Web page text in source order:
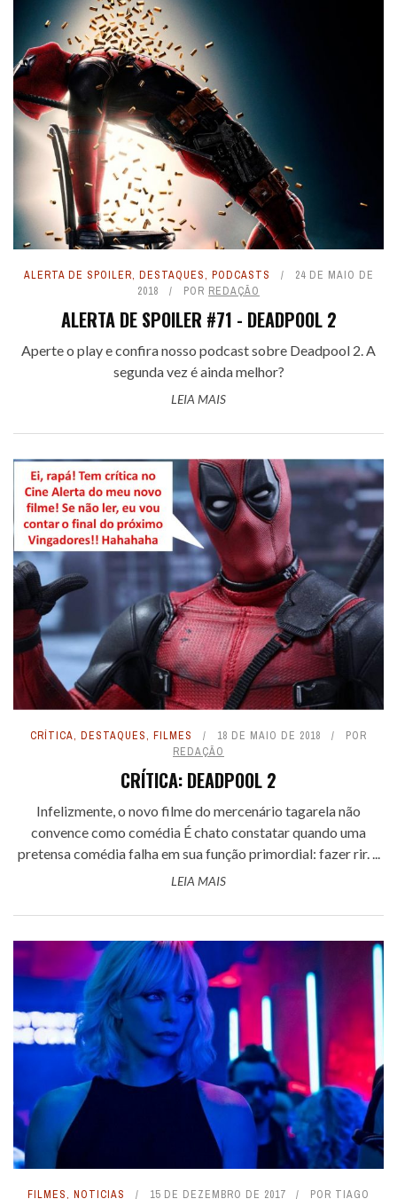
ALERTA DE SPOILER, DESTAQUES, PODCASTS
24 DE MAIO DE
2018
POR REDAÇÃO
ALERTA DE SPOILER #71 - DEADPOOL 2
Aperte o play e confira nosso podcast sobre Deadpool 2. A
segunda vez é ainda melhor?
LEIA MAIS
CRÍTICA, DESTAQUES, FILMES 18 DE MAIO DE 2018
POR
REDAÇÃO
CRÍTICA: DEADPOOL 2
Infelizmente, o novo filme do mercenário tagarela não
convence como comédia É chato constatar quando uma
pretensa comédia falha em sua função primordial: fazer rir. ...
LEIA MAIS
FILMES, NOTICIAS 15 DE DEZEMBRO DE 2017 POR TIAGO